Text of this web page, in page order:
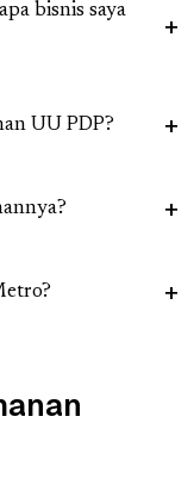
bisnis saya
UU PDP?